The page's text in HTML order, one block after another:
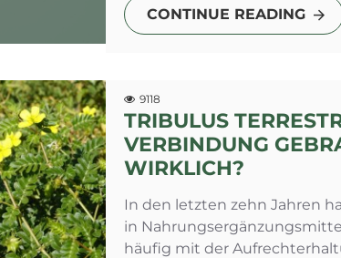
CONTINUE READING
9118
TRIBULUS
VERBINDUNG
WIRKLICH?
In den letzten zehn Jahren
in
häufig mit der